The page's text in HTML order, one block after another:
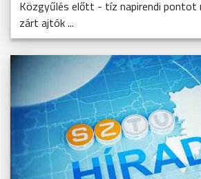
Közgyűlés előtt - tíz napirendi pontot
zárt ajtók ...